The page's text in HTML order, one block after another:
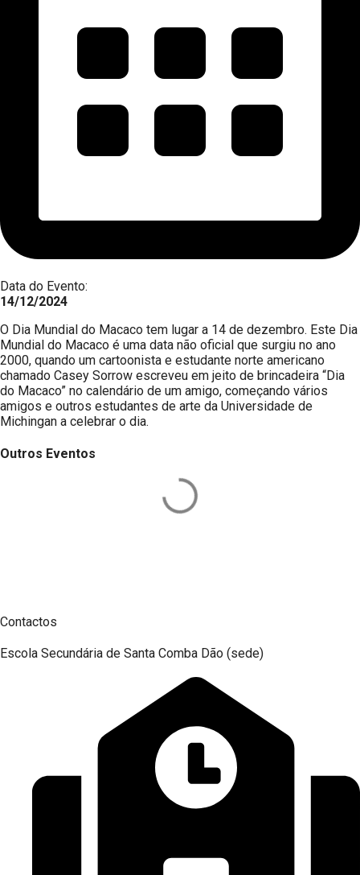
Data do Evento:
14/12/2024
O Dia Mundial do Macaco tem lugar a 14 de dezembro. Este Dia
Mundial do Macaco é uma data não oficial que surgiu no ano
2000, quando um cartoonista e estudante norte americano
chamado Casey Sorrow escreveu em jeito de brincadeira “Dia
do Macaco” no calendário de um amigo, começando vários
amigos e outros estudantes de arte da Universidade de
Michingan a celebrar o dia.
Outros Eventos
Contactos
Escola Secundária de Santa Comba Dão (sede)